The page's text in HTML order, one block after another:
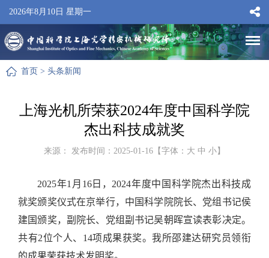
2026年8月10日 星期一
首页 > 头条新闻
上海光机所荣获2024年度中国科学院
杰出科技成就奖
来源： 发布时间：2025-01-16【字体： 大 中 小 】
2025年1 月 16日， 2024年度中国科学院杰出科技成
就奖颁奖仪式在京举行，中国科学院院长、党组书记侯
建国颁奖，副院长、党组副书记吴朝晖宣读表彰决定。
共有2位个人、 14项成果获奖。我所邵建达研究员领衔
的成果荣获技术发明奖。